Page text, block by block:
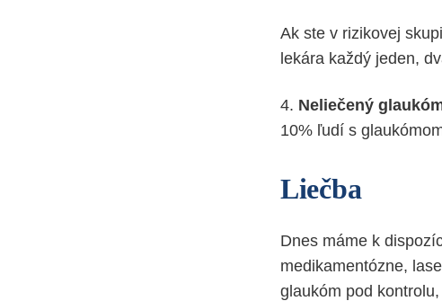
Ak ste v rizikovej
lekára každý jeden,
4. Neliečený
10% ľudí s
Liečba
Dnes máme k
medikamentózne,
glaukóm pod